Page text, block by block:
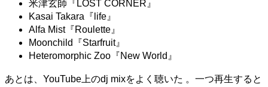
米津玄師『LOST CORNER』
Kasai Takara『life』
Alfa Mist『Roulette』
Moonchild『Starfruit』
Heteromorphic Zoo『New World』
あとは、YouTube上のdj mixをよく聴いた 。一つ再生すると